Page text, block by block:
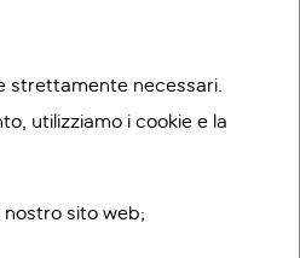
strettamente necessari.
utilizziamo i cookie e la
sito web;